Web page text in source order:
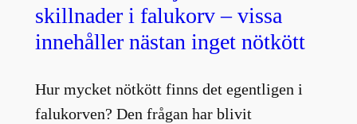
skillnader i falukorv – vissa
innehåller nästan inget nötkött
Hur mycket nötkött finns det egentligen i
falukorven? Den frågan har blivit